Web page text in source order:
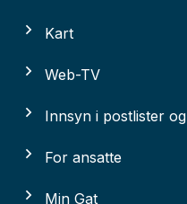
Kart
Web-TV
Innsyn i postlister
For ansatte
Min Gat